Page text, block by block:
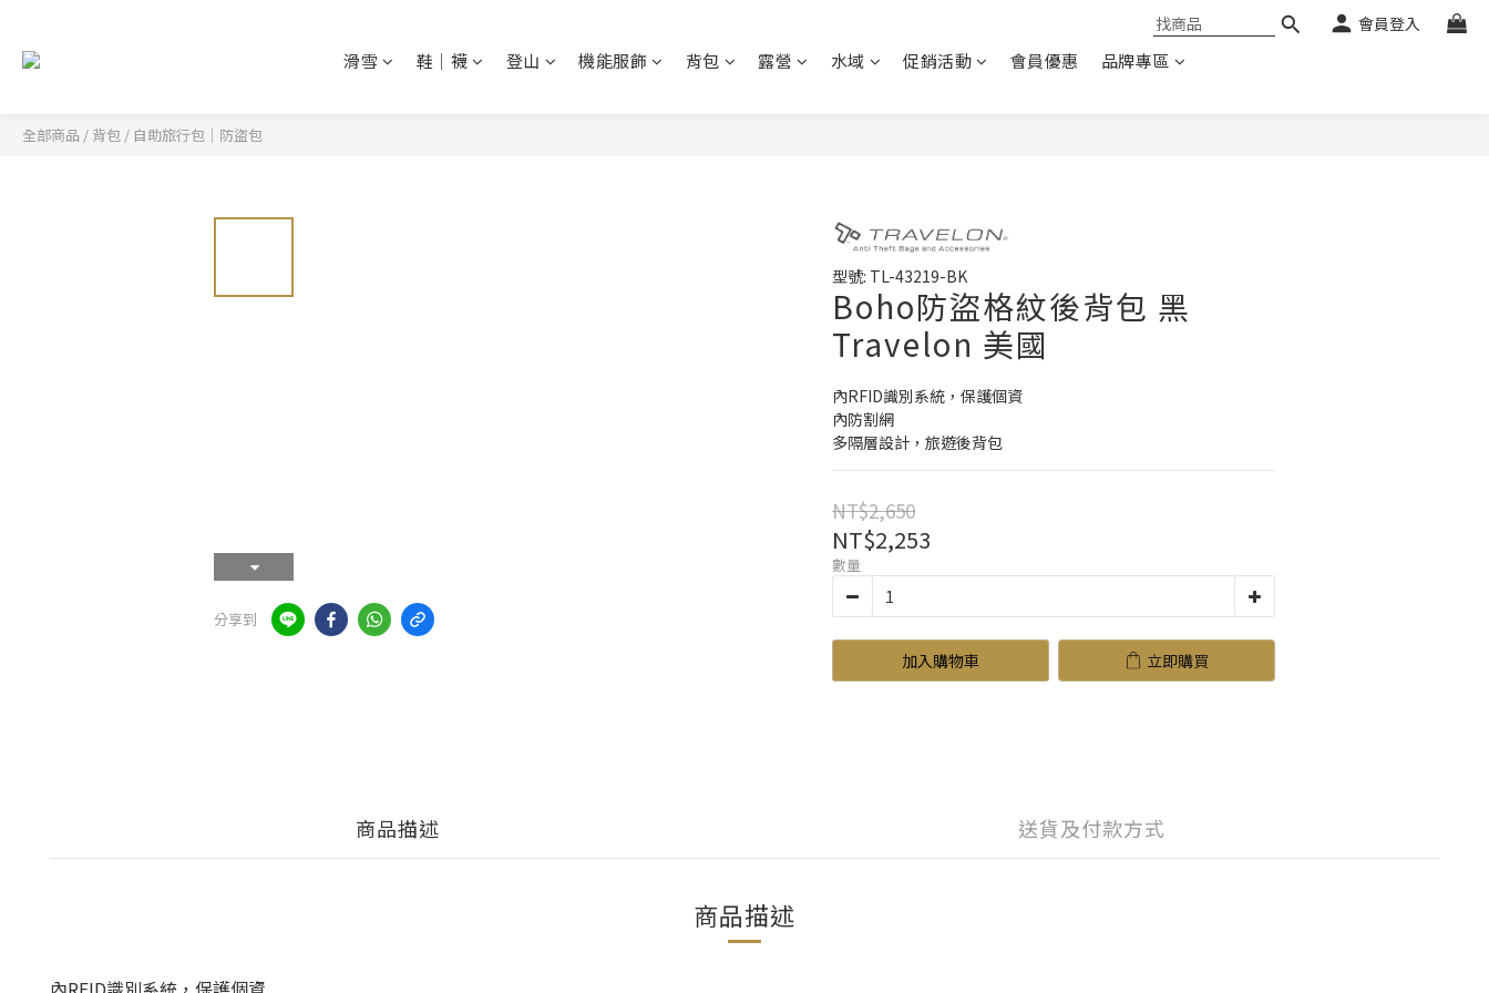
會員登入
滑雪 鞋│襪 登山 機能服飾 背包 露營 水域 促銷活動 會員優惠 品牌專區
全部商品 / 背包 / 自助旅行包│防盜包
分享到
型號: TL-43219-BK
Boho防盜格紋後背包 黑
Travelon 美國
內RFID識別系統，保護個資
內防割網
多隔層設計，旅遊後背包
NT$2,650
NT$2,253
數量
加入購物車 立即購買
商品描述 送貨及付款方式
商品描述